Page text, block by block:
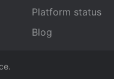
Platform status
Blog